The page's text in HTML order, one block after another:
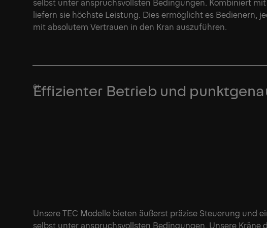
selbst unter anspruchsvollsten Bedingungen. Kombiniert
liefern sie höchste Leistung. Dies ermöglicht es Bedienern,
mit absolutem Vertrauen in den Kran auszuführen.
Effizienter Betrieb und
Unsere TEC Modelle bieten äußerst präzise Steuerung und
selbst unter anspruchsvollsten Bedingungen. Unsere Kräne